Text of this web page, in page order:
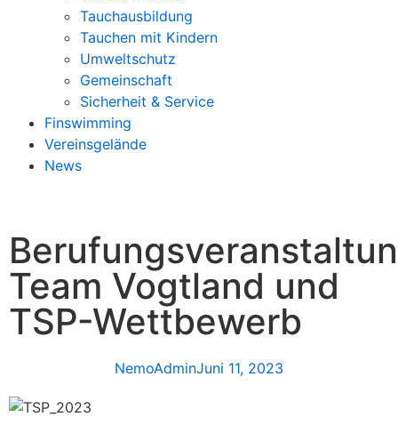
Tauchausbildung
Tauchen mit Kindern
Umweltschutz
Gemeinschaft
Sicherheit & Service
Finswimming
Vereinsgelände
News
Team Vogtland und
TSP-Wettbewerb
NemoAdminJuni 11, 2023